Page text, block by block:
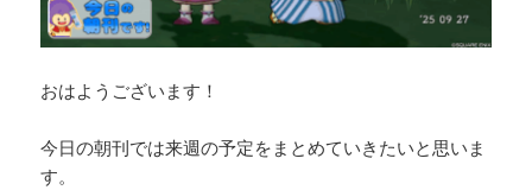
おはようございます！
今日の朝刊では来週の予定をまとめていきたいと思いま
す。